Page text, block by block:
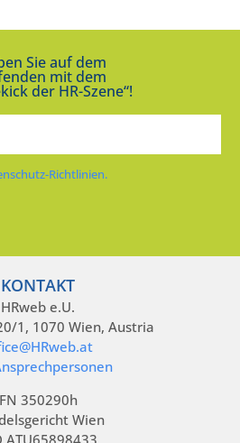
Sie auf dem
mit dem
der HR-Szene“!
Richtlinien.
KONTAKT
HRweb e.U.
1, 1070 Wien, Austria
FN 350290h
Wien
ATU65898433